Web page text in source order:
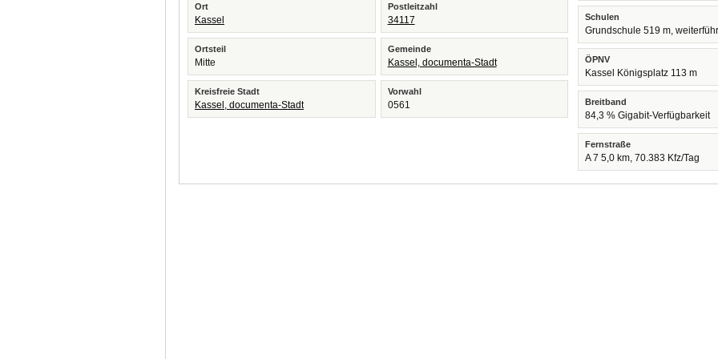
Ort
Kassel
Postleitzahl
34117
Ortsteil
Mitte
Gemeinde
Kassel, documenta-Stadt
Kreisfreie Stadt
Kassel, documenta-Stadt
Vorwahl
0561
Schulen
Grundschule 519 m,
ÖPNV
Kassel Königsplatz 113 m
Breitband
84,3 % Gigabit-Verfügbarkeit
Fernstraße
A 7 5,0 km, 70.383 Kfz/Tag